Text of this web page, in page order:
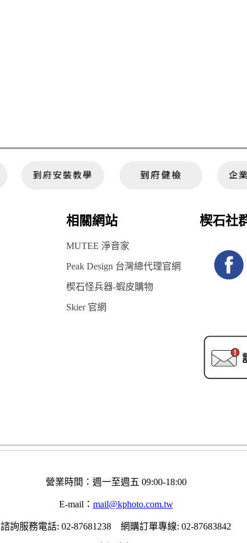
相關網站 楔石社
MUTEE 淨音家
Peak Design 台灣總代理官網
楔石怪兵器-蝦皮購物
Skier 官網
營業時間：週一至週五 09:00-18:00
E-mail： mail@kphoto.com.tw
諮詢服務電話: 02-87681238 網購訂單專線: 02-87683842